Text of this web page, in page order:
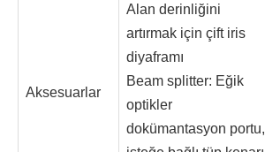
Aksesuarlar
Alan derinliğini
artırmak için çift iris
diyaframı
Beam splitter: Eğik
optikler
dokümantasyon portu,